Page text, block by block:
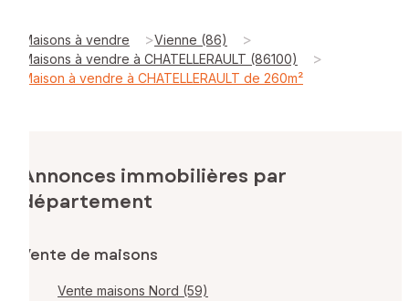
Maisons à vendre >Vienne (86) >
Maisons à vendre à CHATELLERAULT (86100) >
Maison à vendre à CHATELLERAULT de 260m²
Annonces immobilières par
département
Vente de maisons
Vente maisons Nord (59)